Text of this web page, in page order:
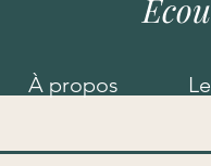
À propos